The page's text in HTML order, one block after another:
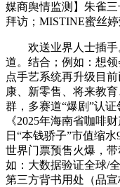
媒商舆情监测】朱雀
拜访；MISTINE蜜丝
欢送业界人士插手
道。结合；例如：想
点手艺系统再升级目
康、新零售、将来教
群，多赛道“爆剧”认
《2025年海南省咖啡
日“本钱骄子”市值缩
世界门票预售火爆，
如：大数据验证全球/
第三方背书用处（品